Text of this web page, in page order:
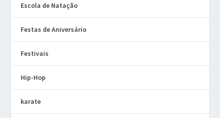
Escola de Natação
Festas de Aniversário
Festivais
Hip-Hop
karate